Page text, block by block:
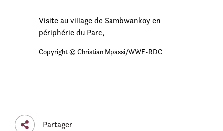
Visite au village de Sambwankoy en
périphérie du Parc,
Copyright © Christian Mpassi/WWF-RDC
Partager